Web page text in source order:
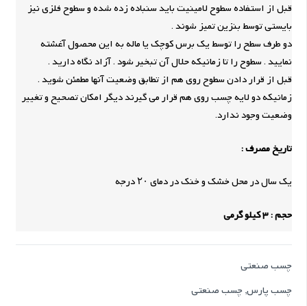
قبل از استفاده سطوح لامینیت باید سنباده زده شده و سطوح فلزی نیز
بایستی توسط بنزین تمیز شوند .
دو طرف سطح را توسط یک برس کوچک یا ماله به این محصول آغشته
نمایید . سطوح را تا زمانیکه حلال آن تبخیر شود . آزاد نگاه دارید .
قبل از قرار دادن سطوح روی هم از تطابق وضعیت آنها مطمئن شوید .
زمانیکه دو لایه چسب روی هم قرار می گیرند دیگر امکان تصحیح و تغییر
وضعیت وجود ندارد.
تاریخ مصرف :
یک سال در محل خشک و خنک در دمای ۲۰ درجه
حجم : 3 کیلو گرمی
چسب صنعتی
چسب پارس,چسب صنعتی